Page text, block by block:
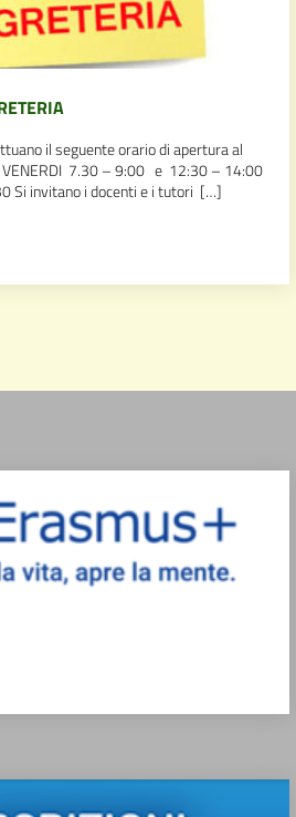
il seguente orario di apertura al
VENERDI 7.30 – 9:00 e 12:30 – 14:00
Si invitano i docenti e i tutori […]